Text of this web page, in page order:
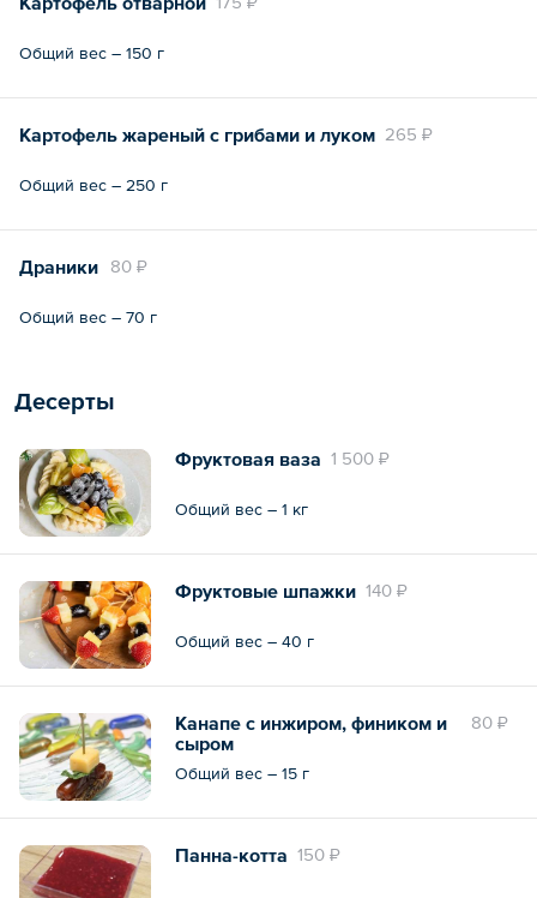
Общий вес – 150 г
265 ₽
Картофель жареный с грибами и луком
Общий вес – 250 г
80 ₽
Драники
Общий вес – 70 г
Десерты
1 500 ₽
Фруктовая ваза
Общий вес – 1 кг
140 ₽
Фруктовые шпажки
Общий вес – 40 г
80 ₽
Канапе с инжиром, фиником и
сыром
Общий вес – 15 г
150 ₽
Панна-котта